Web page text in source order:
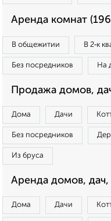
Аренда комнат
В общежитии В 2‑к
Без посредников На
Продажа домов,
Дома Дачи
Без посредников
Из бруса
Аренда домов,
Дома Дачи